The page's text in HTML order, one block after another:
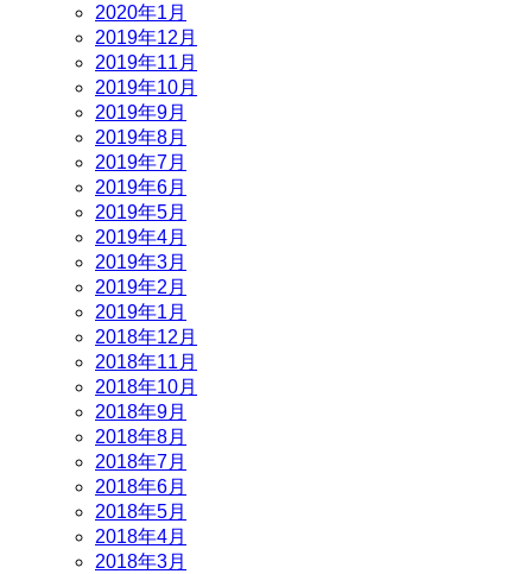
2020年1月
2019年12月
2019年11月
2019年10月
2019年9月
2019年8月
2019年7月
2019年6月
2019年5月
2019年4月
2019年3月
2019年2月
2019年1月
2018年12月
2018年11月
2018年10月
2018年9月
2018年8月
2018年7月
2018年6月
2018年5月
2018年4月
2018年3月